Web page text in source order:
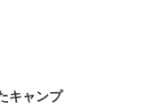
キャンプ